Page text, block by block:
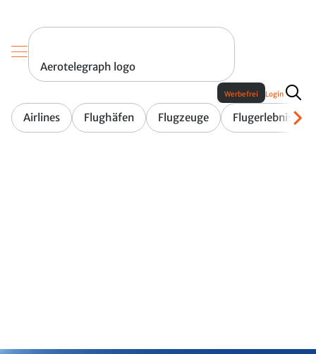
Aerotelegraph logo
Airlines Flughäfen Flugzeuge Flugerlebnis
Werbefrei Login